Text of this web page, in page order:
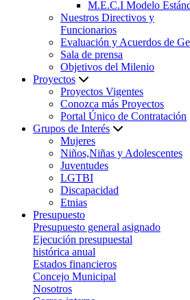
M.E.C.I Modelo
Nuestros Directivos y
Funcionarios
Evaluación y Acuerdos de
Sala de prensa
Objetivos del Milenio
Proyectos
Proyectos Vigentes
Conozca más Proyectos
Portal Único de Contratación
Grupos de Interés
Mujeres
Niños,Niñas y Adolescentes
Juventudes
LGTBI
Discapacidad
Etnias
Presupuesto
Presupuesto general asignado
Ejecución presupuestal
histórica anual
Estados financieros
Concejo Municipal
Nosotros